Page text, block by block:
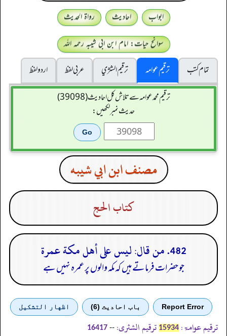
ابواب احادیث
رواۃ الحدیث
سوانح حیات: امام ابن ابی شیبہ رحمہ اللہ
تمام کتب
ترقیم عوامہ ترقيم الشژي عربی لفظ
اردو لفظ
ترقیم محمدعوامہ سے تلاش کل احادیث (39098)
حدیث نمبر لکھیں:
مصنف ابن ابي شيبه
كتاب الحج
482. من قال: ليس على أهل مكة عمرة
جو حضرات فرماتے ہیں کہ مکہ والوں پر عمرہ نہیں ہے
Report Error باب احادیث (6) اظهار التشكيل
ترقیم عوامۃ: 15934 ترقیم الشثری: --
16417